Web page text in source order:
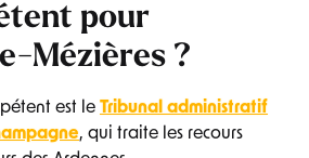
pour
Mézières ?
est le Tribunal administratif
, qui traite les recours